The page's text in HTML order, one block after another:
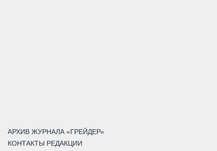
АРХИВ ЖУРНАЛА «ГРЕЙДЕР»
КОНТАКТЫ РЕДАКЦИИ